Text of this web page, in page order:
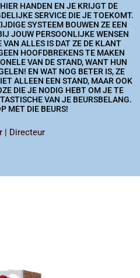
HANDEN EN JE KRIJGT DE
SERVICE DIE JE TOEKOMT.
SYSTEEM BOUWEN ZE EEN
JOUW PERSOONLIJKE WENSEN
VAN ALLES IS DAT ZE DE KLANT
HOOFDBREKENS TE MAKEN
VAN DE STAND, WANT HUN
EN WAT NOG BETER IS, ZE
ALLEEN EEN STAND, MAAR OOK
DIE JE NODIG HEBT OM JE TE
VAN JE BEURSBELANG.
MET DIE BEURS!
| Directeur